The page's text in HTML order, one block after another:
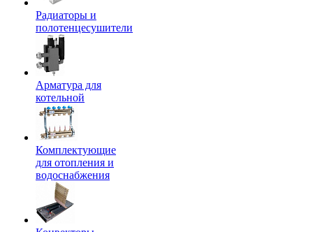
Радиаторы и
полотенцесушители
Арматура для
котельной
Комплектующие
для отопления и
водоснабжения